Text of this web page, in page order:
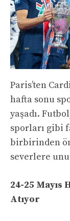
Paris’ten
hafta sonu
yaşadı.
sporları gibi
birbirinden
severlere
24-25 Mayıs
Atıyor